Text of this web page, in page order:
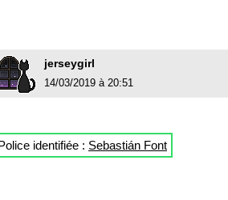
jerseygirl
14/03/2019 à 20:51
identifiée : Sebastián Font